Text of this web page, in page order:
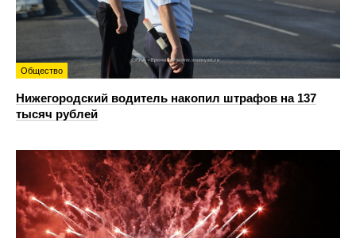
Общество
Нижегородский водитель накопил штрафов на 137
тысяч рублей